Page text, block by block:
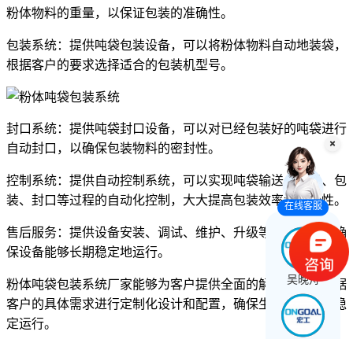
粉体物料的重量，以保证包装的准确性。
包装系统：提供吨袋包装设备，可以将粉体物料自动地装袋，
根据客户的要求选择适合的包装机型号。
封口系统：提供吨袋封口设备，可以对已经包装好的吨袋进行
自动封口，以确保包装物料的密封性。
控制系统：提供自动控制系统，可以实现吨袋输送、称量、包
装、封口等过程的自动化控制，大大提高包装效率和准确性。
售后服务：提供设备安装、调试、维护、升级等售后服务，确
保设备能够长期稳定地运行。
粉体吨袋包装系统厂家能够为客户提供全面的解决方案，根据
客户的具体需求进行定制化设计和配置，确保生产线的高效稳
定运行。
在线客服
吴晚舟